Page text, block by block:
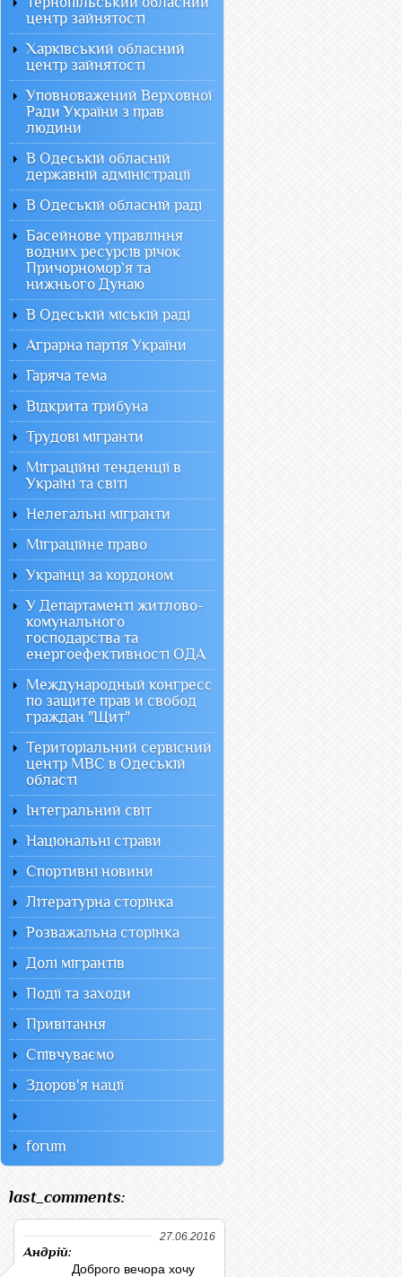
центр зайнятості
Харківський обласний
центр зайнятості
Уповноважений Верховної
Ради України з прав
людини
В Одеській обласній
державній адміністрації
В Одеській обласній раді
Басейнове управління
водних ресурсів річок
Причорномор`я та
нижнього Дунаю
В Одеській міській раді
Аграрна партія України
Гаряча тема
Відкрита трибуна
Трудові мігранти
Міграційні тенденції в
Україні та світі
Нелегальні мігранти
Міграційне право
Українці за кордоном
У Департаменті житлово-
комунального
господарства та
енергоефективності ОДА
Международный конгресс
по защите прав и свобод
граждан "Щит"
Територіальний сервісний
центр МВС в Одеській
області
Інтегральний світ
Національні страви
Спортивні новини
Літературна сторінка
Розважальна сторінка
Долі мігрантів
Події та заходи
Привітання
Співчуваємо
Здоров'я нації
forum
last_comments:
27.06.2016
Андрій:
Доброго вечора хочу